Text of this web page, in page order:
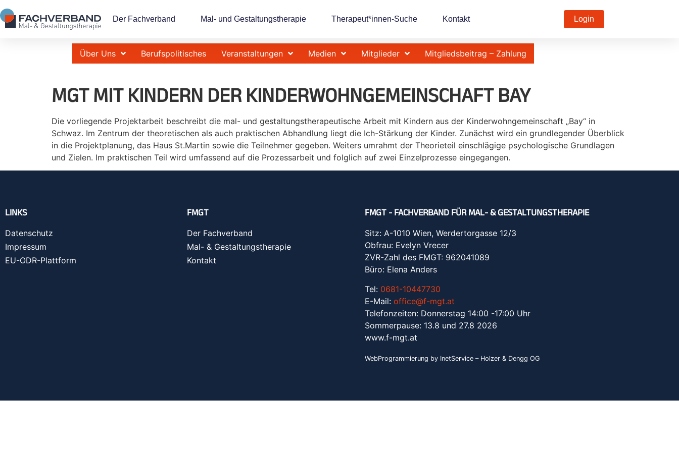
Der Fachverband Mal- und Gestaltungstherapie Therapeut*innen-Suche Kontakt Login
Über Uns Berufspolitisches Veranstaltungen Medien Mitglieder Mitgliedsbeitrag – Zahlung
MGT MIT KINDERN DER KINDERWOHNGEMEINSCHAFT BAY
Die vorliegende Projektarbeit beschreibt die mal- und gestaltungstherapeutische Arbeit mit Kindern aus der Kinderwohngemeinschaft „Bay“ in
Schwaz. Im Zentrum der theoretischen als auch praktischen Abhandlung liegt die Ich-Stärkung der Kinder. Zunächst wird ein grundlegender Überblick
in die Projektplanung, das Haus St.Martin sowie die Teilnehmer gegeben. Weiters umrahmt der Theorieteil einschlägige psychologische Grundlagen
und Zielen. Im praktischen Teil wird umfassend auf die Prozessarbeit und folglich auf zwei Einzelprozesse eingegangen.
LINKS
Datenschutz
Impressum
EU-ODR-Plattform
FMGT
Der Fachverband
Mal- & Gestaltungstherapie
Kontakt
FMGT - FACHVERBAND FÜR MAL- & GESTALTUNGSTHERAPIE
Sitz: A-1010 Wien, Werdertorgasse 12/3
Obfrau: Evelyn Vrecer
ZVR-Zahl des FMGT: 962041089
Büro: Elena Anders
Tel: 0681-10447730
E-Mail: office@f-mgt.at
Telefonzeiten: Donnerstag 14:00 -17:00 Uhr
Sommerpause: 13.8 und 27.8 2026
www.f-mgt.at
WebProgrammierung by InetService – Holzer & Dengg OG